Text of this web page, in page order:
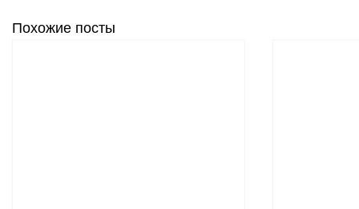
Похожие посты